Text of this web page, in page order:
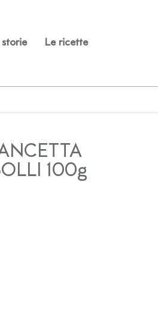
storie Le ricette
100g